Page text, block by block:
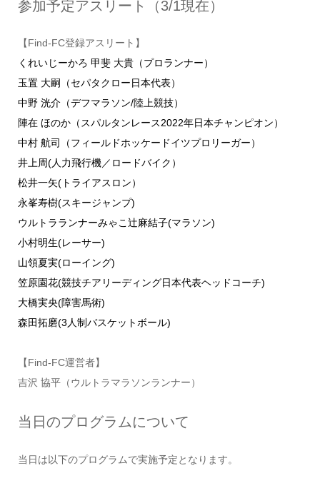
参加予定アスリート（3/1現在）
【Find-FC登録アスリート】
くれいじーかろ 甲斐 大貴（プロランナー）
玉置 大嗣（セパタクロー日本代表）
中野 洸介（デフマラソン/陸上競技）
陣在 ほのか（スパルタンレース2022年日本チャンピオン）
中村 航司（フィールドホッケードイツプロリーガー）
井上周(人力飛行機／ロードバイク）
松井一矢(トライアスロン）
永峯寿樹(スキージャンプ)
ウルトラランナーみゃこ辻麻結子(マラソン)
小村明生(レーサー)
山領夏実(ローイング)
笠原園花(競技チアリーディング日本代表ヘッドコーチ)
大橋実央(障害馬術)
森田拓磨(3人制バスケットボール)
【Find-FC運営者】
吉沢 協平（ウルトラマラソンランナー）
当日のプログラムについて
当日は以下のプログラムで実施予定となります。